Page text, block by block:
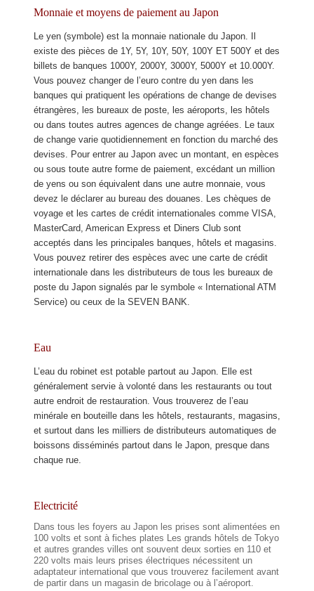
Monnaie et moyens de paiement au Japon
Le yen (symbole) est la monnaie nationale du Japon. Il
existe des pièces de 1Y, 5Y, 10Y, 50Y, 100Y ET 500Y et des
billets de banques 1000Y, 2000Y, 3000Y, 5000Y et 10.000Y.
Vous pouvez changer de l’euro contre du yen dans les
banques qui pratiquent les opérations de change de devises
étrangères, les bureaux de poste, les aéroports, les hôtels
ou dans toutes autres agences de change agréées. Le taux
de change varie quotidiennement en fonction du marché des
devises. Pour entrer au Japon avec un montant, en espèces
ou sous toute autre forme de paiement, excédant un million
de yens ou son équivalent dans une autre monnaie, vous
devez le déclarer au bureau des douanes. Les chèques de
voyage et les cartes de crédit internationales comme VISA,
MasterCard, American Express et Diners Club sont
acceptés dans les principales banques, hôtels et magasins.
Vous pouvez retirer des espèces avec une carte de crédit
internationale dans les distributeurs de tous les bureaux de
poste du Japon signalés par le symbole « International ATM
Service) ou ceux de la SEVEN BANK.
Eau
L’eau du robinet est potable partout au Japon. Elle est
généralement servie à volonté dans les restaurants ou tout
autre endroit de restauration. Vous trouverez de l’eau
minérale en bouteille dans les hôtels, restaurants, magasins,
et surtout dans les milliers de distributeurs automatiques de
boissons disséminés partout dans le Japon, presque dans
chaque rue.
Electricité
Dans tous les foyers au Japon les prises sont alimentées en
100 volts et sont à fiches plates Les grands hôtels de Tokyo
et autres grandes villes ont souvent deux sorties en 110 et
220 volts mais leurs prises électriques nécessitent un
adaptateur international que vous trouverez facilement avant
de partir dans un magasin de bricolage ou à l’aéroport.